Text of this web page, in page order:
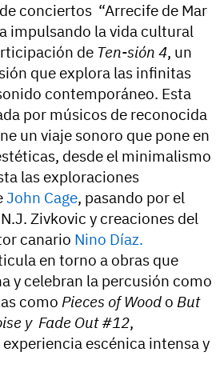
conciertos “Arrecife de Mar
impulsando la vida cultural
de Ten-sión 4, un
que explora las infinitas
contemporáneo. Esta
por músicos de reconocida
un viaje sonoro que pone en
desde el minimalismo
las exploraciones
John Cage, pasando por el
Zivkovic y creaciones del
canario Nino Díaz.
en torno a obras que
y celebran la percusión como
como Pieces of Wood o But
y Fade Out #12,
escénica intensa y